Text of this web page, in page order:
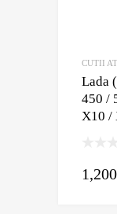
CUTII
Lada
450 /
X10 /